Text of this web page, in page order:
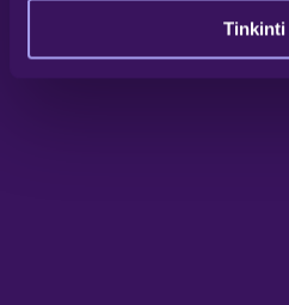
Tinkinti